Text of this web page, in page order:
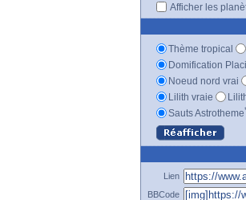
Afficher les
Thème tropical
Domification
Noeud nord vrai
Lilith vraie
Sauts Astrotheme
Lien
BBCode